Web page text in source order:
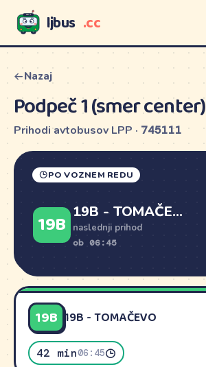
LJBUS ljbus .cc
Nazaj
Podpeč 1 (smer center)
Prihodi avtobusov LPP · 745111
PO VOZNEM REDU
19B 19B - TOMAČEVO
naslednji prihod
ob 06:45
19B 19B - TOMAČEVO
42 min06:45